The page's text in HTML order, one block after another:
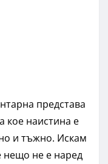
представа
кое наистина е
и тъжно. Искам
нещо не е наред